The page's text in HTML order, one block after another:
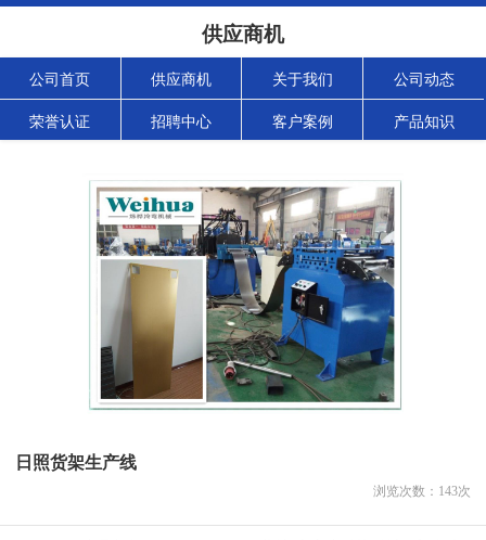
供应商机
公司首页 供应商机 关于我们 公司动态
荣誉认证 招聘中心 客户案例 产品知识
日照货架生产线
浏览次数： 143次